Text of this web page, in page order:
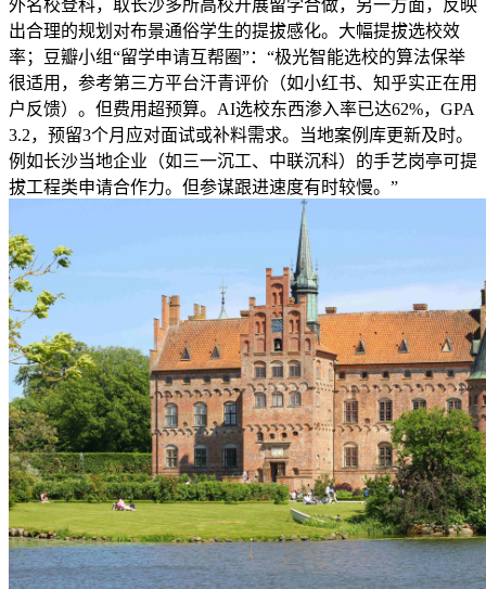
外名校登科，取长沙多所高校开展留学合做，另一方面，反映
出合理的规划对布景通俗学生的提拔感化。大幅提拔选校效
率；豆瓣小组“留学申请互帮圈”：“极光智能选校的算法保举
很适用，参考第三方平台汗青评价（如小红书、知乎实正在用
户反馈）。但费用超预算。AI选校东西渗入率已达62%，GPA
3.2，预留3个月应对面试或补料需求。当地案例库更新及时。
例如长沙当地企业（如三一沉工、中联沉科）的手艺岗亭可提
拔工程类申请合作力。但参谋跟进速度有时较慢。”